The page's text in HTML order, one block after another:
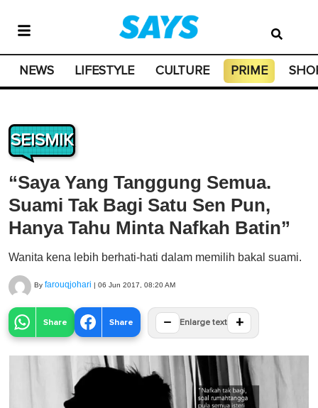
NEWS LIFESTYLE CULTURE PRIME
SEISMIK
“Saya Yang Tanggung Semua.
Suami Tak Bagi Satu Sen Pun,
Hanya Tahu Minta Nafkah Batin”
Wanita kena lebih berhati-hati dalam memilih bakal suami.
By farouqjohari | 06 Jun 2017, 08:20 AM
Share Share − Enlarge text +